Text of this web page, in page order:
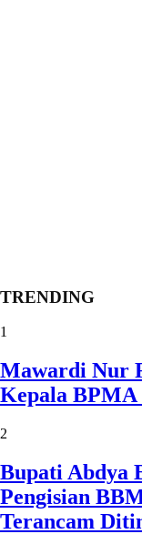
TRENDING
1
Mawardi Nur
Kepala
2
Bupati Abdya
Pengisian
Terancam